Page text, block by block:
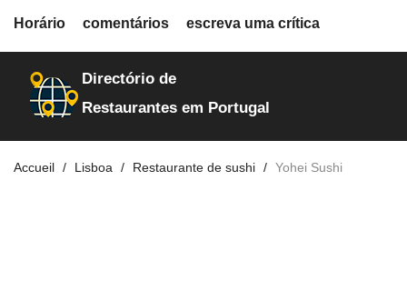
restaurante-de-sushi
Directório de
Restaurantes em Portugal
Accueil Lisboa Restaurante de sushi Yohei Sushi
Horário comentários escreva uma crítica